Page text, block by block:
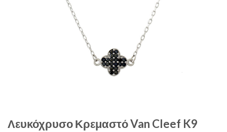
Λευκόχρυσο Κρεμαστό Van Cleef K9